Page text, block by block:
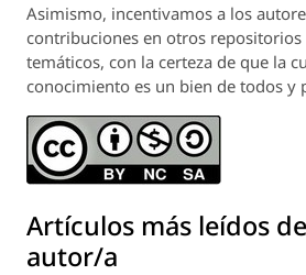
Asimismo, incentivamos a los
contribuciones en otros
temáticos, con la certeza de que la
conocimiento es un bien de todos y
Artículos más leídos
autor/a